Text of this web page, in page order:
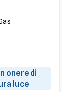
onere di
luce